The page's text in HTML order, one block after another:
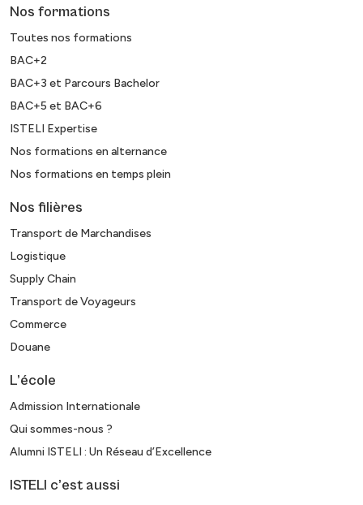
Nos formations
Toutes nos formations
BAC+2
BAC+3 et Parcours Bachelor
BAC+5 et BAC+6
ISTELI Expertise
Nos formations en alternance
Nos formations en temps plein
Nos filières
Transport de Marchandises
Logistique
Supply Chain
Transport de Voyageurs
Commerce
Douane
L’école
Admission Internationale
Qui sommes-nous ?
Alumni ISTELI : Un Réseau d’Excellence
ISTELI c’est aussi